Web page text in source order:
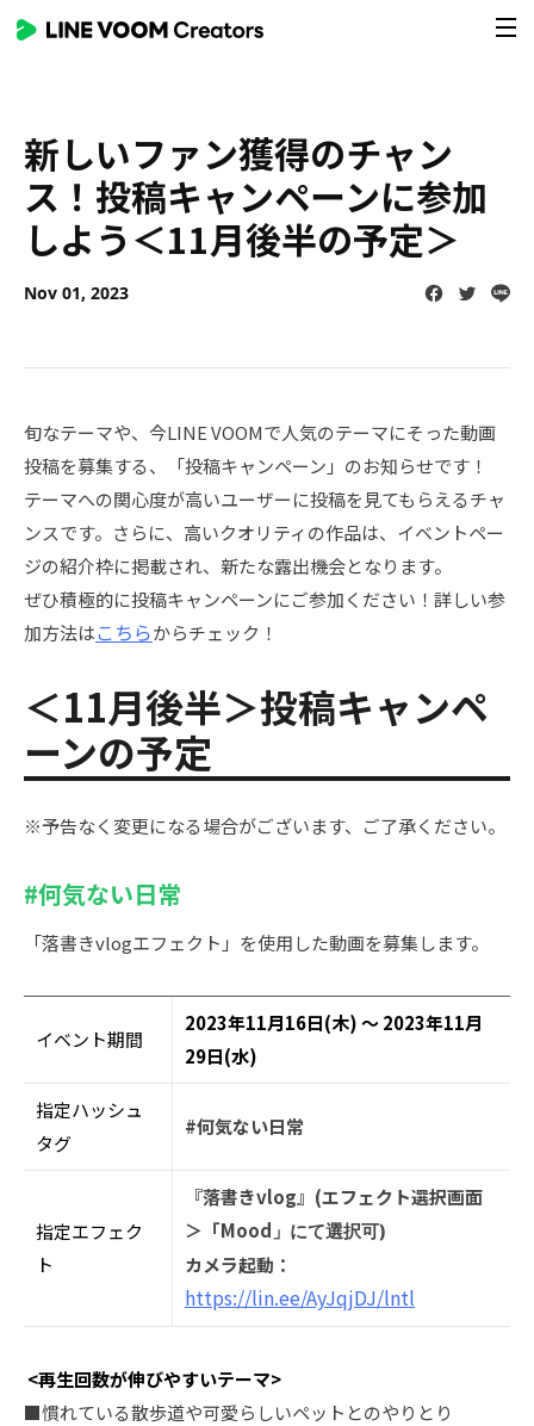
To
新しいファン獲得のチャン
ス！投稿キャンペーンに参加
しよう＜11月後半の予定＞
Nov 01, 2023 Facebook
Twitter
Line
旬なテーマや、今LINE VOOMで人気のテーマにそった動画
投稿を募集する、「投稿キャンペーン」のお知らせです！
テーマへの関心度が高いユーザーに投稿を見てもらえるチャ
ンスです。さらに、 高いクオリティの作品は、イベントペー
ジの紹介枠に掲載され、新たな露出機会となります。
ぜひ積極的に投稿キャンペーンにご参加ください！ 詳しい参
加方法はこちらからチェック！
＜11月後半＞投稿キャンペ
ーンの予定
※予告なく変更になる場合がございます、ご了承ください。
#何気ない⽇常
「落書きvlogエフェクト」を使用した動画を募集します。
イベント期間
2023年11月16日(木) ～ 2023年11月
29日(水)
指定ハッシュ
タグ
#何気ない⽇常
指定エフェク
ト
『落書きvlog』(エフェクト選択画面
＞「Mood 」にて選択可)
カメラ起動：
https://lin.ee/AyJqjDJ/lntl
<再生回数が伸びやすいテーマ>
■慣れている散歩道や可愛らしいペットとのやりとり